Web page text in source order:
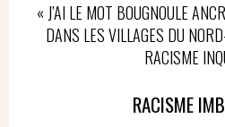
« J’AI LE MOT BOUGNOULE
DANS LES VILLAGES DU
RACISME
RACISME